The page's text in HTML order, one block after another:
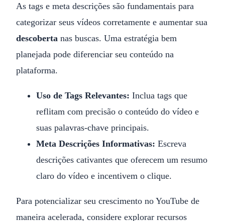
As tags e meta descrições são fundamentais para
categorizar seus vídeos corretamente e aumentar sua
descoberta nas buscas. Uma estratégia bem
planejada pode diferenciar seu conteúdo na
plataforma.
Uso de Tags Relevantes: Inclua tags que
reflitam com precisão o conteúdo do vídeo e
suas palavras-chave principais.
Meta Descrições Informativas: Escreva
descrições cativantes que oferecem um resumo
claro do vídeo e incentivem o clique.
Para potencializar seu crescimento no YouTube de
maneira acelerada, considere explorar recursos